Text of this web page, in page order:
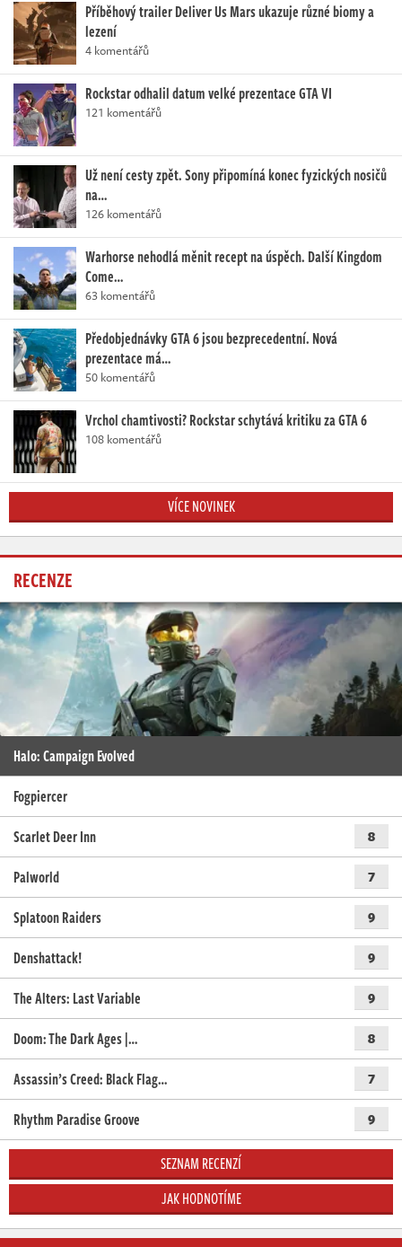
Příběhový trailer Deliver Us Mars ukazuje různé biomy a
lezení
4 komentářů
Rockstar odhalil datum velké prezentace GTA VI
121 komentářů
Už není cesty zpět. Sony připomíná konec fyzických nosičů
na…
126 komentářů
Warhorse nehodlá měnit recept na úspěch. Další Kingdom
Come…
63 komentářů
Předobjednávky GTA 6 jsou bezprecedentní. Nová
prezentace má…
50 komentářů
Vrchol chamtivosti? Rockstar schytává kritiku za GTA 6
108 komentářů
VÍCE NOVINEK
RECENZE
Halo: Campaign Evolved
Fogpiercer
Scarlet Deer Inn
8
Palworld 7
Splatoon Raiders 9
Denshattack! 9
The Alters: Last Variable 9
Doom: The Dark Ages |… 8
Assassin’s Creed: Black Flag… 7
Rhythm Paradise Groove 9
SEZNAM RECENZÍ
JAK HODNOTÍME